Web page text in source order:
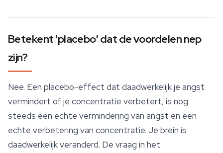
Betekent 'placebo' dat de voordelen nep
zijn?
Nee. Een placebo-effect dat daadwerkelijk je angst
vermindert of je concentratie verbetert, is nog
steeds een echte vermindering van angst en een
echte verbetering van concentratie. Je brein is
daadwerkelijk veranderd. De vraag in het